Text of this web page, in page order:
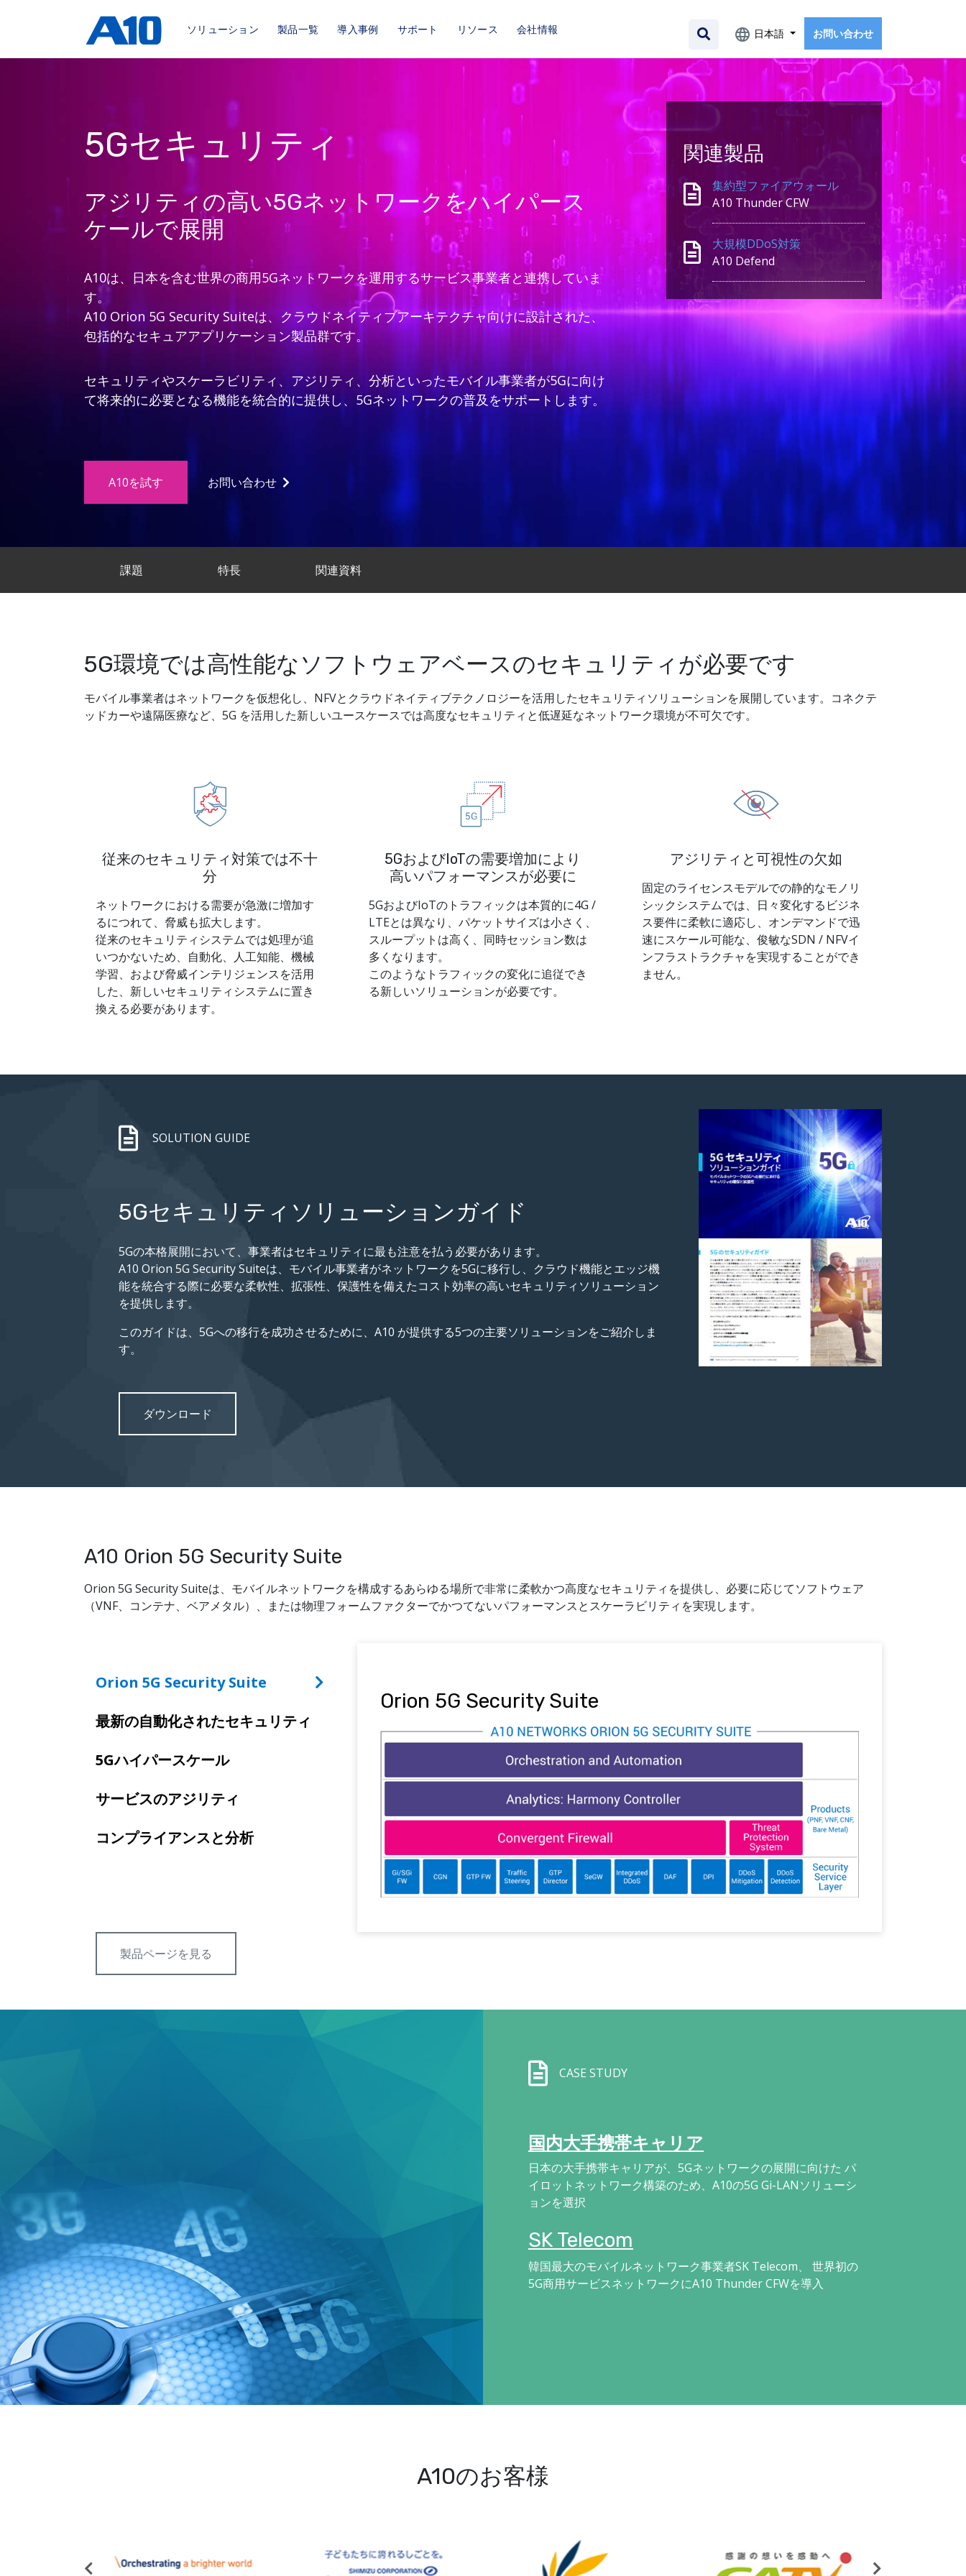
ソリューション 製品一覧 導入事例 サポート リソース 会社情報 日本語 お問い合わせ
5Gセキュリティ
アジリティの高い5Gネットワークをハイパース
ケールで展開
A10は、日本を含む世界の商用5Gネットワークを運用するサービス事業者と連携していま
す。
A10 Orion 5G Security Suiteは、クラウドネイティブアーキテクチャ向けに設計された、
包括的なセキュアアプリケーション製品群です。
セキュリティやスケーラビリティ、アジリティ、分析といったモバイル事業者が5Gに向け
て将来的に必要となる機能を統合的に提供し、5Gネットワークの普及をサポートします。
A10を試す お問い合わせ
関連製品
集約型ファイアウォール
A10 Thunder CFW
大規模DDoS対策
A10 Defend
課題 特長 関連資料
5G環境では高性能なソフトウェアベースのセキュリティが必要です
モバイル事業者はネットワークを仮想化し、NFVとクラウドネイティブテクノロジーを活用したセキュリティソリューションを展開しています。コネクテ
ッドカーや遠隔医療など、5G を活用した新しいユースケースでは高度なセキュリティと低遅延なネットワーク環境が不可欠です。
従来のセキュリティ対策では不十
分
ネットワークにおける需要が急激に増加す
るにつれて、脅威も拡大します。
従来のセキュリティシステムでは処理が追
いつかないため、自動化、人工知能、機械
学習、および脅威インテリジェンスを活用
した、新しいセキュリティシステムに置き
換える必要があります。
5GおよびIoTの需要増加により
高いパフォーマンスが必要に
5GおよびIoTのトラフィックは本質的に4G /
LTEとは異なり、パケットサイズは小さく、
スループットは高く、同時セッション数は
多くなります。
このようなトラフィックの変化に追従でき
る新しいソリューションが必要です。
アジリティと可視性の欠如
固定のライセンスモデルでの静的なモノリ
シックシステムでは、日々変化するビジネ
ス要件に柔軟に適応し、オンデマンドで迅
速にスケール可能な、俊敏なSDN / NFVイ
ンフラストラクチャを実現することができ
ません。
SOLUTION GUIDE
5Gセキュリティソリューションガイド
5Gの本格展開において、事業者はセキュリティに最も注意を払う必要があります。
A10 Orion 5G Security Suiteは、モバイル事業者がネットワークを5Gに移行し、クラウド機能とエッジ機
能を統合する際に必要な柔軟性、拡張性、保護性を備えたコスト効率の高いセキュリティソリューション
を提供します。
このガイドは、5Gへの移行を成功させるために、A10 が提供する5つの主要ソリューションをご紹介しま
す。
ダウンロード
A10 Orion 5G Security Suite
Orion 5G Security Suiteは、モバイルネットワークを構成するあらゆる場所で非常に柔軟かつ高度なセキュリティを提供し、必要に応じてソフトウェア
（VNF、コンテナ、ベアメタル）、または物理フォームファクターでかつてないパフォーマンスとスケーラビリティを実現します。
Orion 5G Security Suite
最新の自動化されたセキュリティ
5Gハイパースケール
サービスのアジリティ
コンプライアンスと分析
Orion 5G Security Suite
製品ページを見る
CASE STUDY
国内大手携帯キャリア
日本の大手携帯キャリアが、5Gネットワークの展開に向けた パ
イロットネットワーク構築のため、A10の5G Gi-LANソリューシ
ョンを選択
SK Telecom
韓国最大のモバイルネットワーク事業者SK Telecom、 世界初の
5G商用サービスネットワークにA10 Thunder CFWを導入
A10のお客様